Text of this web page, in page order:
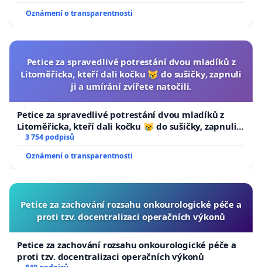
Oznámení o transparentnosti
Petice za spravedlivé potrestání dvou mladíků z
Litoměřicka, kteří dali kočku 😿 do sušičky, zapnuli
ji a umírání zvířete natočili.
Petice za spravedlivé potrestání dvou mladíků z
Litoměřicka, kteří dali kočku 😿 do sušičky, zapnuli ji
a umírání zvířete natočili.
3 754 podpisů
Oznámení o transparentnosti
Petice za zachování rozsahu onkourologické péče a
proti tzv. docentralizaci operačních výkonů
Petice za zachování rozsahu onkourologické péče a
proti tzv. docentralizaci operačních výkonů